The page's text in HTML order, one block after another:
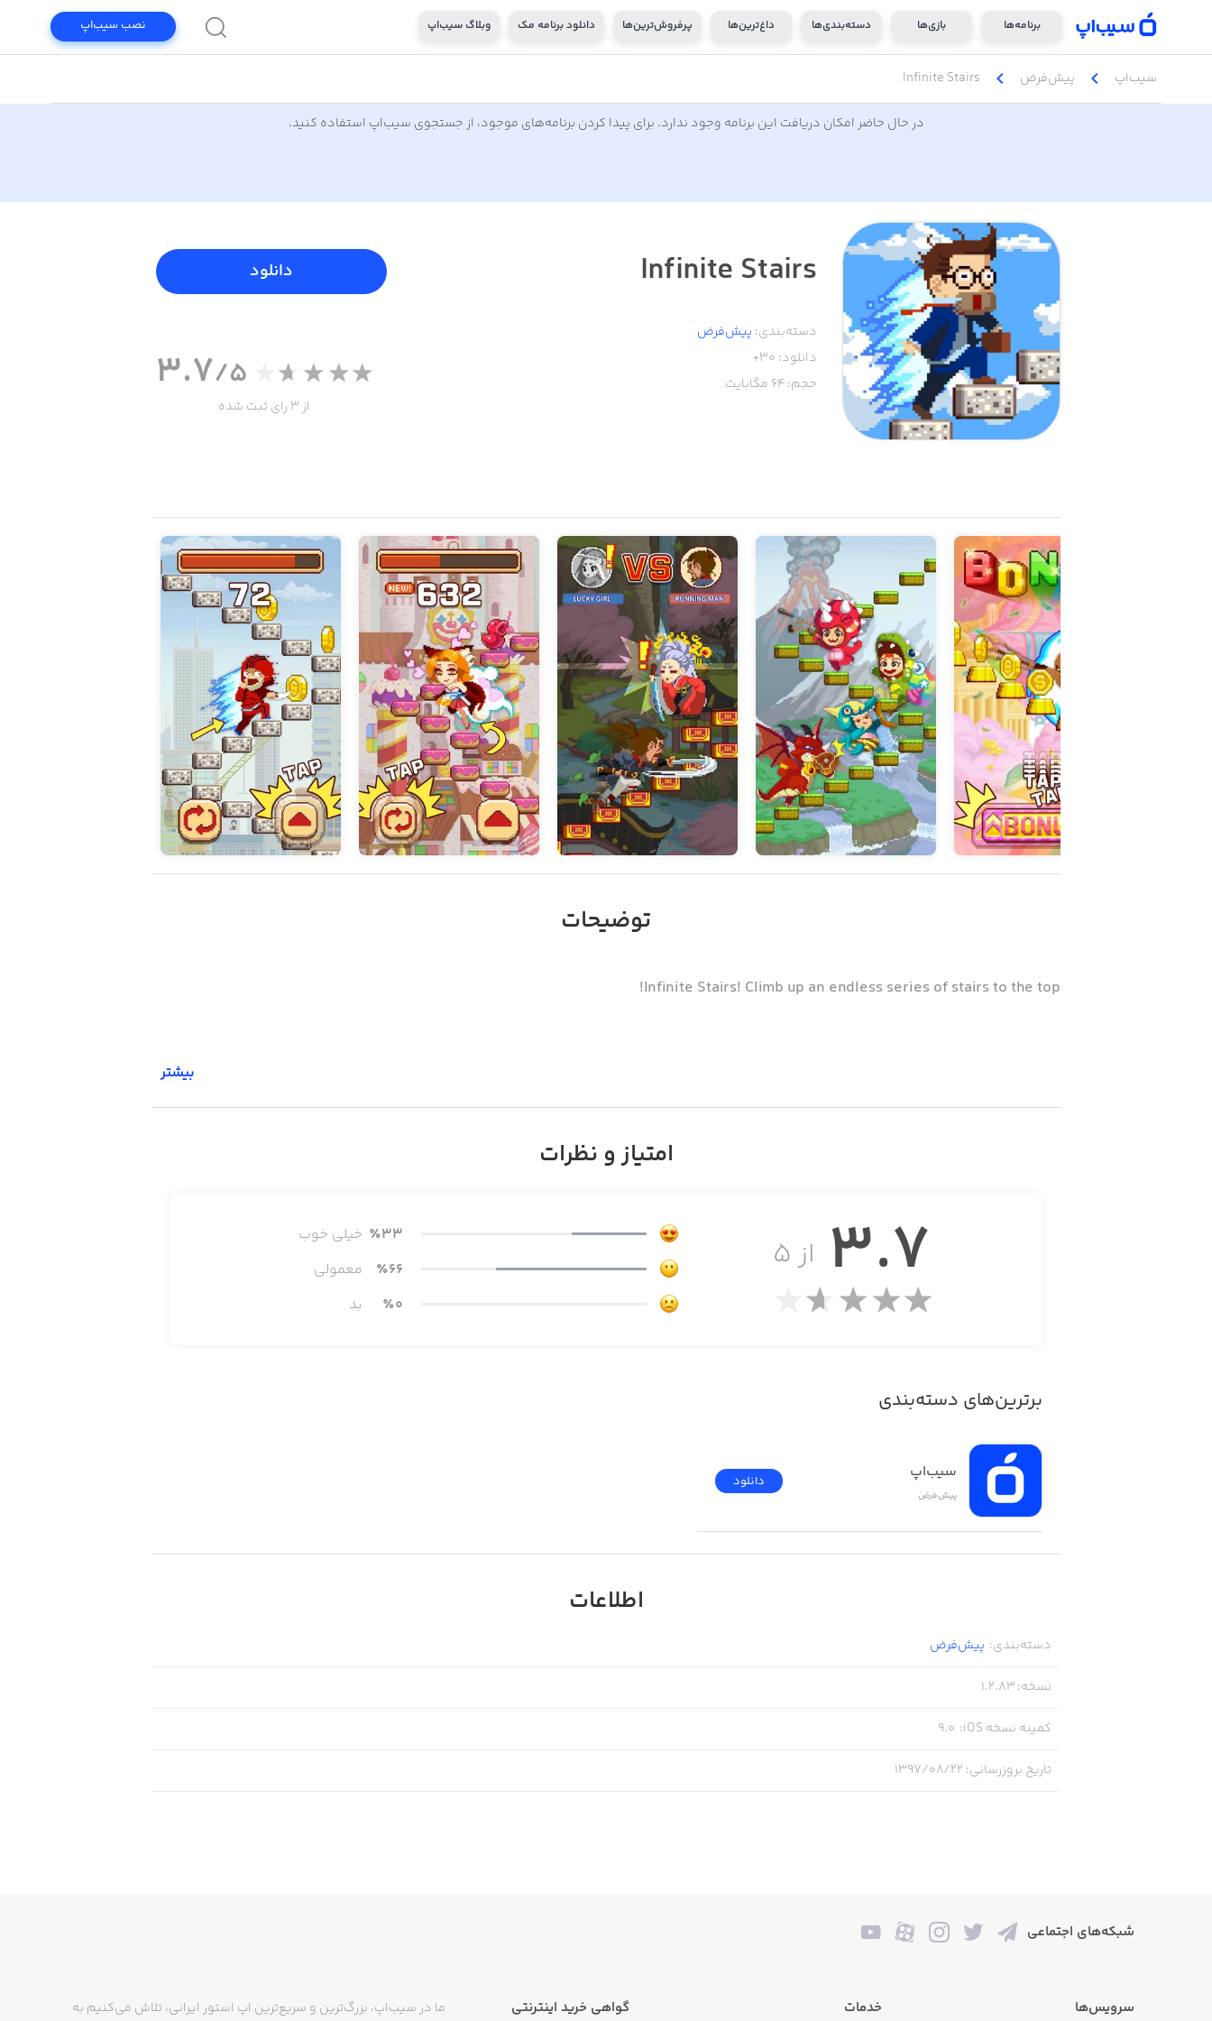
برنامه‌ها بازی‌ها دسته‌بندی‌ها داغ‌ترین‌ها پرفروش‌ترین‌ها دانلود برنامه مک وبلاگ سیب‌اپ نصب سیب‌اپ
سیب‌اپ chevron_left پیش‌فرض chevron_left
Infinite Stairs
در حال حاضر امکان دریافت این برنامه وجود ندارد. برای پیدا کردن برنامه‌های موجود، از جستجوی سیب‌اپ استفاده کنید.
Infinite Stairs
دسته‌بندی: پیش‌فرض
دانلود: 30+
حجم: 64 مگابایت
دانلود
3.7/5
از 3 رای ثبت شده
توضیحات
Infinite Stairs! Climb up an endless series of stairs to the top!
Infinite Stairs is addictive. Before you know it, you're hooked!
Are you going to set the next new record?
بیشتر
امتیاز و نظرات
از ۵ 3.7 ٪33
خیلی خوب
٪66
معمولی
٪0 بد
برترین‌های دسته‌بندی
سیب‌اپ
پیش‌فرض
دانلود
اطلاعات
دسته‌بندی: پیش‌فرض
نسخه:
1.2.83
کمینه نسخه iOS :
9.0
تاریخ بروزرسانی: ۱۳۹۷/۰۸/۲۲
شبکه‌های اجتماعی
سرویس‌ها خدمات گواهی خرید اینترنتی
ما در سیب‌اپ، بزرگ‌ترین و سریع‌ترین اپ استور ایرانی، تلاش می‌کنیم به